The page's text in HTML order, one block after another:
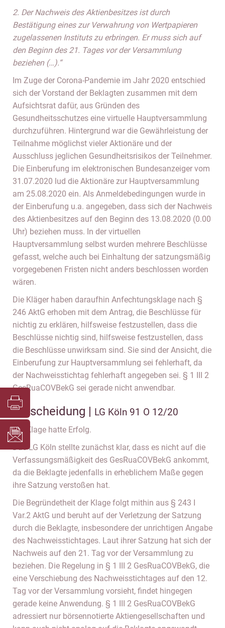
2. Der Nachweis des Aktienbesitzes ist durch
Bestätigung eines zur Verwahrung von Wertpapieren
zugelassenen Instituts zu erbringen. Er muss sich auf
den Beginn des 21. Tages vor der Versammlung
beziehen (…).“
Im Zuge der Corona-Pandemie im Jahr 2020 entschied
sich der Vorstand der Beklagten zusammen mit dem
Aufsichtsrat dafür, aus Gründen des
Gesundheitsschutzes eine virtuelle Hauptversammlung
durchzuführen. Hintergrund war die Gewährleistung der
Teilnahme möglichst vieler Aktionäre und der
Ausschluss jeglichen Gesundheitsrisikos der Teilnehmer.
Die Einberufung im elektronischen Bundesanzeiger vom
31.07.2020 lud die Aktionäre zur Hauptversammlung
am 25.08.2020 ein. Als Anmeldebedingungen wurde in
der Einberufung u.a. angegeben, dass sich der Nachweis
des Aktienbesitzes auf den Beginn des 13.08.2020 (0.00
Uhr) beziehen muss. In der virtuellen
Hauptversammlung selbst wurden mehrere Beschlüsse
gefasst, welche auch bei Einhaltung der satzungsmäßig
vorgegebenen Fristen nicht anders beschlossen worden
wären.
Die Kläger haben daraufhin Anfechtungsklage nach §
246 AktG erhoben mit dem Antrag, die Beschlüsse für
nichtig zu erklären, hilfsweise festzustellen, dass die
Beschlüsse nichtig sind, hilfsweise festzustellen, dass
die Beschlüsse unwirksam sind. Sie sind der Ansicht, die
Einberufung zur Hauptversammlung sei fehlerhaft, da
der Nachweisstichtag fehlerhaft angegeben sei. § 1 III 2
GesRuaCOVBekG sei gerade nicht anwendbar.
Entscheidung | LG Köln 91 O 12/20
Die Klage hatte Erfolg.
Das LG Köln stellte zunächst klar, dass es nicht auf die
Verfassungsmäßigkeit des GesRuaCOVBekG ankommt,
da die Beklagte jedenfalls in erheblichem Maße gegen
ihre Satzung verstoßen hat.
Die Begründetheit der Klage folgt mithin aus § 243 I
Var.2 AktG und beruht auf der Verletzung der Satzung
durch die Beklagte, insbesondere der unrichtigen Angabe
des Nachweisstichtages. Laut ihrer Satzung hat sich der
Nachweis auf den 21. Tag vor der Versammlung zu
beziehen. Die Regelung in § 1 III 2 GesRuaCOVBekG, die
eine Verschiebung des Nachweisstichtages auf den 12.
Tag vor der Versammlung vorsieht, findet hingegen
gerade keine Anwendung. § 1 III 2 GesRuaCOVBekG
adressiert nur börsennotierte Aktiengesellschaften und